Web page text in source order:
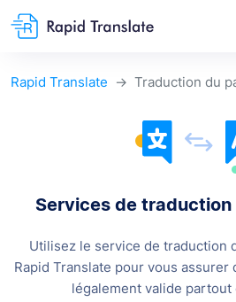
Rapid Translate Traduction du
Services de
Utilisez le service de traduction
Rapid Translate pour vous
légalement valide partout